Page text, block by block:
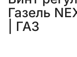
Газель
| ГАЗ